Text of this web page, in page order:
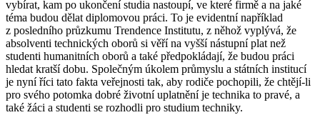
vybírat, kam po ukončení studia nastoupí, ve které firmě a na jaké
téma budou dělat diplomovou práci. To je evidentní například
z posledního průzkumu Trendence Institutu, z něhož vyplývá, že
absolventi technických oborů si věří na vyšší nástupní plat než
studenti humanitních oborů a také předpokládají, že budou práci
hledat kratší dobu. Společným úkolem průmyslu a státních institucí
je nyní říci tato fakta veřejnosti tak, aby rodiče pochopili, že chtějí-li
pro svého potomka dobré životní uplatnění je technika to pravé, a
také žáci a studenti se rozhodli pro studium techniky.